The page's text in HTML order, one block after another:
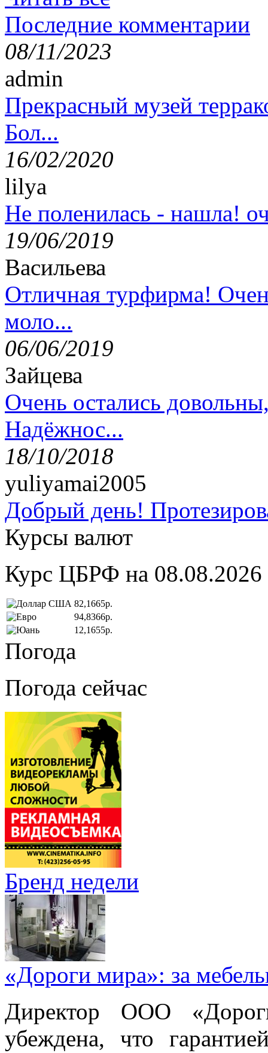
Последние комментарии
08/11/2023
admin
Прекрасный музей
Бол...
16/02/2020
lilya
Не поленилась - нашла!
19/06/2019
Васильева
Отличная турфирма!
моло...
06/06/2019
Зайцева
Очень остались
Надёжнос...
18/10/2018
yuliyamai2005
Добрый день!
Курсы валют
Курс ЦБРФ на 08.08.2026
82,1665р.
94,8366р.
12,1655р.
Погода
Погода сейчас
Бренд недели
«Дороги мира»: за
Директор ООО
убеждена, что